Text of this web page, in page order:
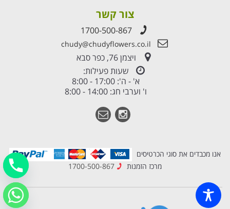
צור קשר
1700-500-867
chudy@chudyflowers.co.il
ויצמן 76, כפר סבא
שעות פעילות:
א' - ה': 17:00 - 8:00
ו' וערבי חג: 14:00 - 8:00
אנו מכבדים את סוגי הכרטיסים
מרכז הזמנות